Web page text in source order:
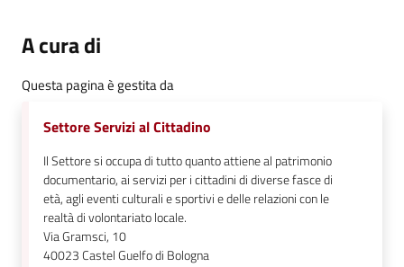
A cura di
Questa pagina è gestita da
Settore Servizi al Cittadino
Il Settore si occupa di tutto quanto attiene al patrimonio
documentario, ai servizi per i cittadini di diverse fasce di
età, agli eventi culturali e sportivi e delle relazioni con le
realtà di volontariato locale.
Via Gramsci, 10
40023Castel Guelfo di Bologna